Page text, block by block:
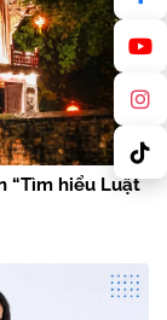
“Tìm hiểu Luật